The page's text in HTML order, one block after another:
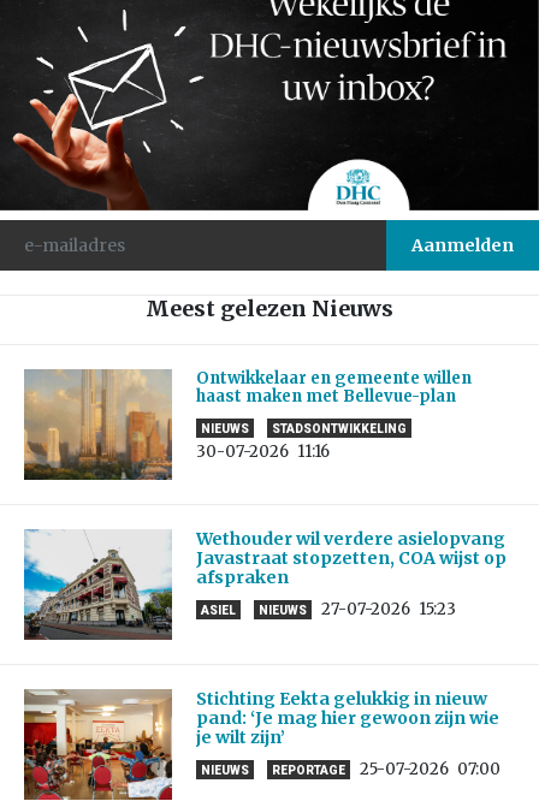
Meest gelezen Nieuws
Ontwikkelaar en gemeente willen
haast maken met Bellevue-plan
NIEUWS STADSONTWIKKELING
30-07-2026 11:16
Wethouder wil verdere asielopvang
Javastraat stopzetten, COA wijst op
afspraken
ASIEL NIEUWS 27-07-2026 15:23
Stichting Eekta gelukkig in nieuw
pand: ‘Je mag hier gewoon zijn wie
je wilt zijn’
NIEUWS REPORTAGE 25-07-2026 07:00